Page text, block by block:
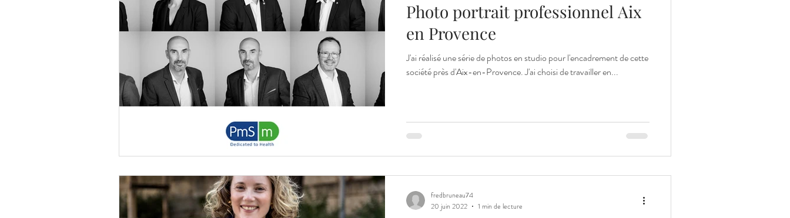
Photo portrait professionnel Aix
en Provence
J'ai réalisé une série de photos en studio pour l'encadrement de cette
société près d'Aix-en-Provence. J'ai choisi de travailler en...
fredbruneau74
20 juin 2022
1 min de lecture